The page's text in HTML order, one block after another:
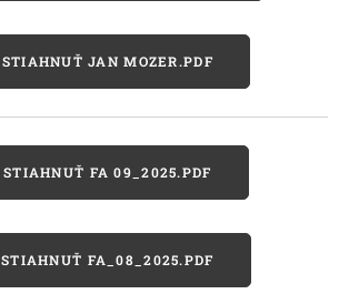
STIAHNUŤ JAN MOZER.PDF
STIAHNUŤ FA 09_2025.PDF
STIAHNUŤ FA_08_2025.PDF